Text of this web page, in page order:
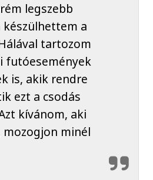
legszebb
a
tartozom
futóesemények
is, akik rendre
ezt a csodás
kívánom, aki
minél